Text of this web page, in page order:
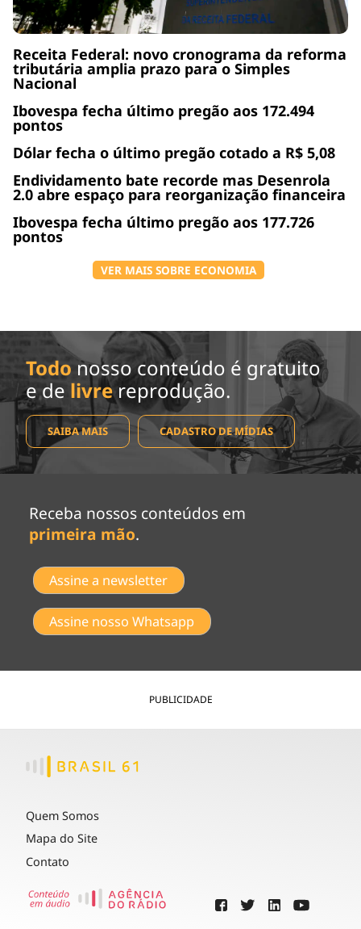
Receita Federal: novo cronograma da reforma
tributária amplia prazo para o Simples
Nacional
Ibovespa fecha último pregão aos 172.494
pontos
Dólar fecha o último pregão cotado a R$ 5,08
Endividamento bate recorde mas Desenrola
2.0 abre espaço para reorganização financeira
Ibovespa fecha último pregão aos 177.726
pontos
VER MAIS SOBRE ECONOMIA
Todo nosso conteúdo é gratuito
e de livrereprodução.
SAIBA MAIS CADASTRO DE MÍDIAS
Receba nossos conteúdos em
primeira mão.
Assine a newsletter
Assine nosso Whatsapp
PUBLICIDADE
Quem Somos
Mapa do Site
Contato